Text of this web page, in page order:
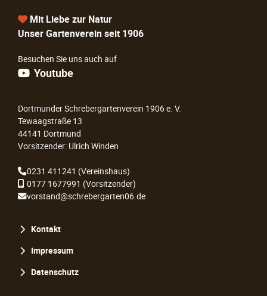
Mit Liebe zur Natur
Unser Gartenverein seit 1906
Besuchen Sie uns auch auf
Youtube
Dortmunder Schrebergartenverein 1906 e. V.
Tewaagstraße 13
44141 Dortmund
Vorsitzender: Ulrich Winden
0231 411241 (Vereinshaus)
0177 1677991 (Vorsitzender)
vorstand@schrebergarten06.de
überspringen
Kontakt
Impressum
Datenschutz